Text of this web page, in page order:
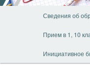
Сведения об
Прием в 1, 10
Инициативное